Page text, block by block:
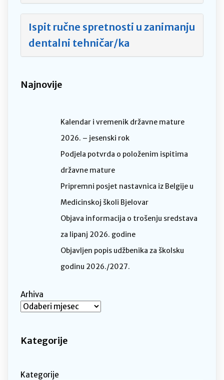
Ispit ručne spretnosti u zanimanju
dentalni tehničar/ka
Najnovije
Kalendar i vremenik državne mature
2026. – jesenski rok
Podjela potvrda o položenim ispitima
državne mature
Pripremni posjet nastavnica iz Belgije u
Medicinskoj školi Bjelovar
Objava informacija o trošenju sredstava
za lipanj 2026. godine
Objavljen popis udžbenika za školsku
godinu 2026./2027.
Arhiva
Kategorije
Kategorije